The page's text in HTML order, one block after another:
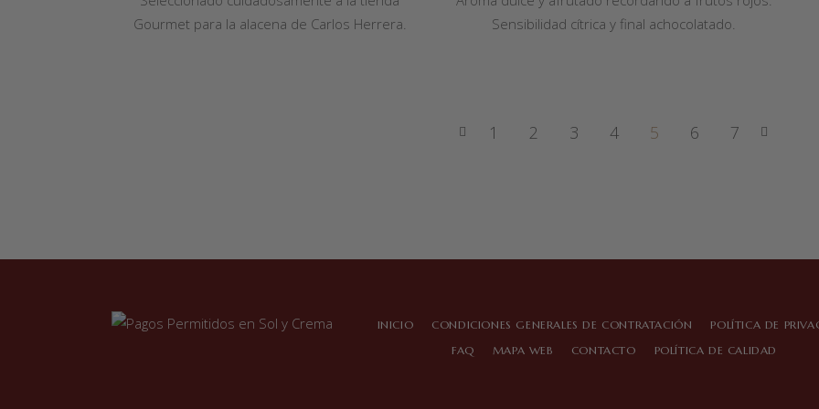
Gourmet para la alacena de Carlos Herrera.
Sensibilidad cítrica y final achocolatado.
1 2 3 4 5 6 7
INICIO CONDICIONES GENERALES DE CONTRATACIÓN
POLÍTICA DE
FAQ
MAPA WEB CONTACTO POLÍTICA DE CALIDAD